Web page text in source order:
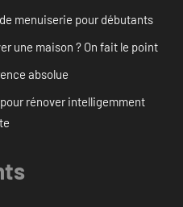
menuiserie pour débutants
une maison ? On fait le point
absolue
rénover intelligemment